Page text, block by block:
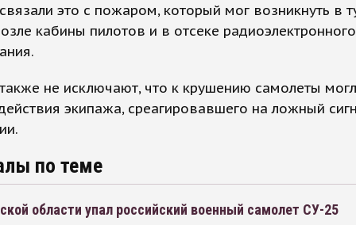
это с пожаром, который мог возникнуть в
кабины пилотов и в отсеке радиоэлектронного
не исключают, что к крушению самолеты
экипажа, среагировавшего на ложный
по теме
области упал российский военный самолет СУ-25